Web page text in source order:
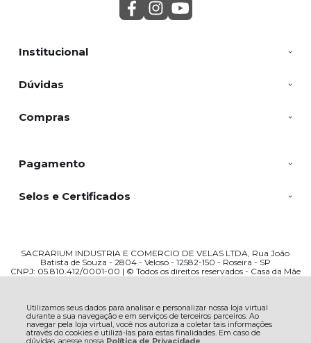
Utilizamos seus dados para analisar e personalizar nossa loja virtual
durante a sua navegação e em serviços de terceiros parceiros. Ao
navegar pela loja virtual, você nos autoriza a coletar tais informações
através do cookies e utilizá-las para estas finalidades. Em caso de
Institucional
Dúvidas
Compras
Pagamento
Selos e Certificados
SACRARIUM INDUSTRIA E COMERCIO DE VELAS LTDA, Rua João
Batista de Souza - 2804 - Veloso - 12582-150 - Roseira - SP
CNPJ: 05.810.412/0001-00 | © Todos os direitos reservados - Casa da Mãe